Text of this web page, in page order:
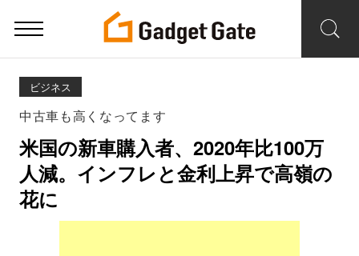
ビジネス
中古車も高くなってます
米国の新車購入者、2020年比100万
人減。インフレと金利上昇で高嶺の
花に